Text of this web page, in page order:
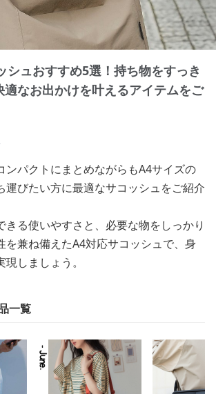
シュおすすめ5選！持ち物をすっき
適なお出かけを叶えるアイテムをご
ンパクトにまとめながらもA4サイズの
運びたい方に最適なサコッシュをご紹介
きる使いやすさと、必要な物をしっかり
を兼ね備えたA4対応サコッシュで、身
しましょう。
一覧